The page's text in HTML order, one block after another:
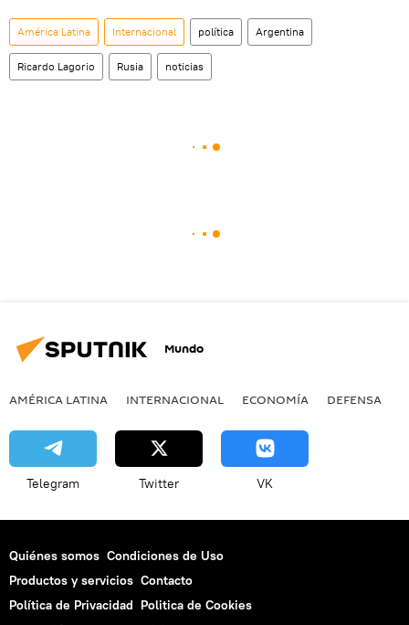
América Latina Internacional política Argentina
Ricardo Lagorio Rusia noticias
Mundo
AMÉRICA LATINA INTERNACIONAL ECONOMÍA DEFENSA
Telegram Twitter VK
Quiénes somos Condiciones de Uso
Productos y servicios Contacto
Política de Privacidad Politica de Cookies